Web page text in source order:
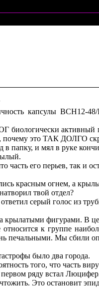
капсулы BCH12-
активный
почему это ТАК ДОЛГО
в папку, и мял в руке
часть его перьев, так и
красным огнем, а
твой отдел?
серый голос из
крылатыми фигурами. В
к группе
печальными. Мы сбили
было два города.
того, что часть
ряду встал
Это остановит